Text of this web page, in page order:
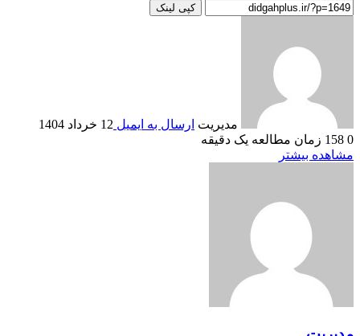
کپی لینک
مدیریت ارسال به ایمیل 12 خرداد 1404
0
زمان مطالعه یک دقیقه
مشاهده بیشتر